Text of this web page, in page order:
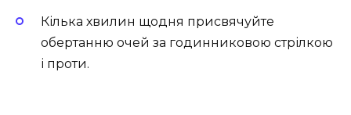
Кілька хвилин щодня присвячуйте
обертанню очей за годинниковою стрілкою
і проти.